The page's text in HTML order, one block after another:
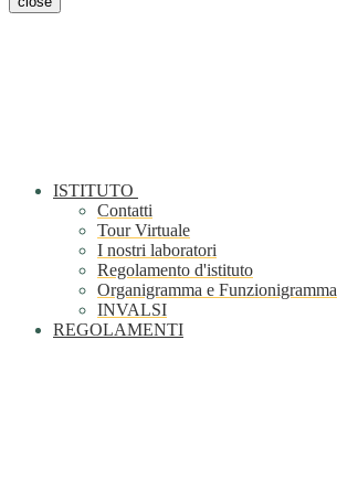
ISTITUTO
Contatti
Tour Virtuale
I nostri laboratori
Regolamento d'istituto
Organigramma e Funzionigramma
INVALSI
REGOLAMENTI